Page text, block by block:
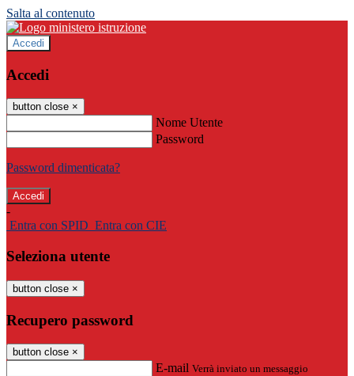
Salta al contenuto
Accedi
Accedi
button close ×
Nome Utente
Password
Password dimenticata?
-
Entra con SPID Entra con CIE
Seleziona utente
button close ×
Recupero password
button close ×
E-mail Verrà inviato un messaggio